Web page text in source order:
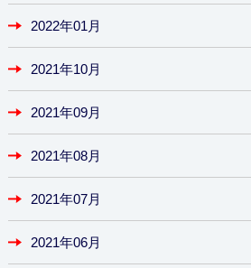
2022年01月
2021年10月
2021年09月
2021年08月
2021年07月
2021年06月